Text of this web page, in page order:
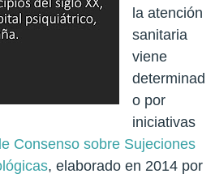
la atención
sanitaria
viene
determinad
o por
iniciativas
Consenso sobre Sujeciones
, elaborado en 2014 por